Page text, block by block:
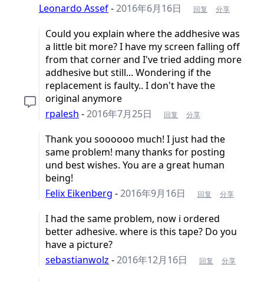
Leonardo Assef-2016年6月16日 回复 分享
Could you explain where the addhesive was
a little bit more? I have my screen falling off
from that corner and I've tried adding more
addhesive but still... Wondering if the
replacement is faulty.. I don't have the
original anymore
rpalesh -2016年7月25日 回复 分享
Thank you soooooo much! I just had the
same problem! many thanks for posting
und best wishes. You are a great human
being!
Felix Eikenberg -2016年9月16日 回复 分享
I had the same problem, now i ordered
better adhesive. where is this tape? Do you
have a picture?
sebastianwolz -2016年12月16日 回复 分享